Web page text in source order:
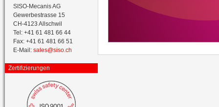
SISO-Mecanis AG
Gewerbestrasse 15
CH-4123 Allschwil
Tel: +41 61 481 66 44
Fax: +41 61 481 66 51
E-Mail: sales@siso.ch
Zertifizierungen